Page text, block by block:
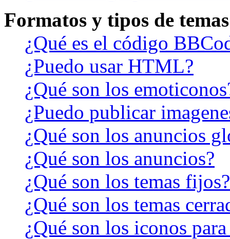
Formatos y tipos de temas
¿Qué es el código
¿Puedo usar HTML?
¿Qué son los
¿Puedo publicar
¿Qué son los anuncios
¿Qué son los anuncios?
¿Qué son los temas fijos?
¿Qué son los temas
¿Qué son los iconos